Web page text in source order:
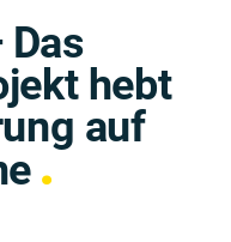
hebt
auf